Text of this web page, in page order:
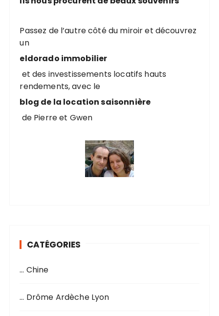
h
p
o
u
:
Passez de l’autre côté du miroir et découvrez
un
eldorado immobilier
et des investissements locatifs hauts
rendements, avec le
blog de la location saisonnière
de Pierre et Gwen
CATÉGORIES
… Chine
… Drôme Ardèche Lyon